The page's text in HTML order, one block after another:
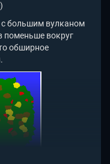
с большим вулканом
поменьше вокруг
обширное